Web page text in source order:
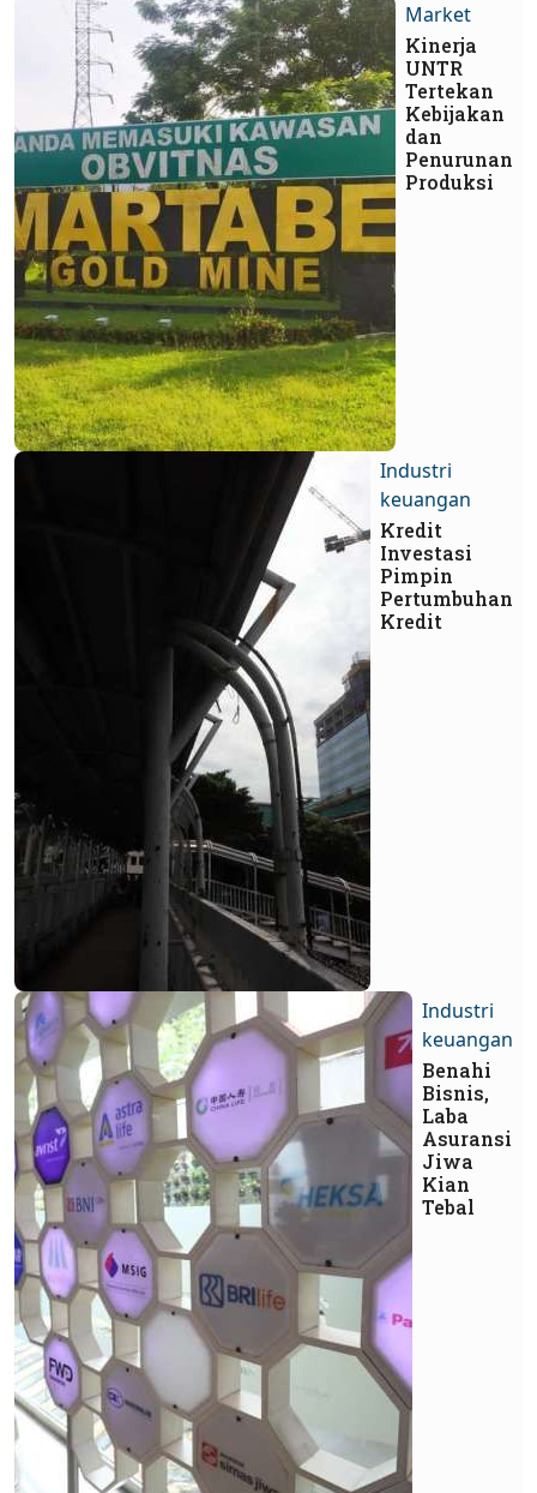
Market
Kinerja
UNTR
Tertekan
Kebijakan
dan
Penurunan
Produksi
Industri
keuangan
Kredit
Investasi
Pimpin
Pertumbuhan
Kredit
Industri
keuangan
Benahi
Bisnis,
Laba
Asuransi
Jiwa
Kian
Tebal